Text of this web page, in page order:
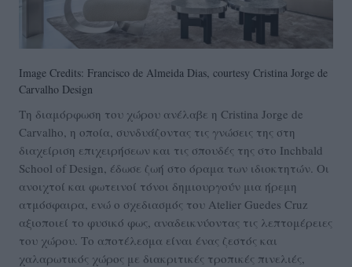
Image Credits: Francisco de Almeida Dias, courtesy Cristina Jorge de
Carvalho Design
Τη διαμόρφωση του χώρου ανέλαβε η Cristina Jorge de
Carvalho, η οποία, συνδυάζοντας τις γνώσεις της στη
διαχείριση επιχειρήσεων και τις σπουδές της στο Inchbald
School of Design, έδωσε ζωή στο όραμα των ιδιοκτητών. Οι
ανοιχτοί και φωτεινοί τόνοι δημιουργούν μια ήρεμη
ατμόσφαιρα, ενώ ο σχεδιασμός του Atelier Guedes Cruz
αξιοποιεί το φυσικό φως, αναδεικνύοντας τις λεπτομέρειες
του χώρου. Το αποτέλεσμα είναι ένας ζεστός και
χαλαρωτικός χώρος με διακριτικές τροπικές πινελιές,